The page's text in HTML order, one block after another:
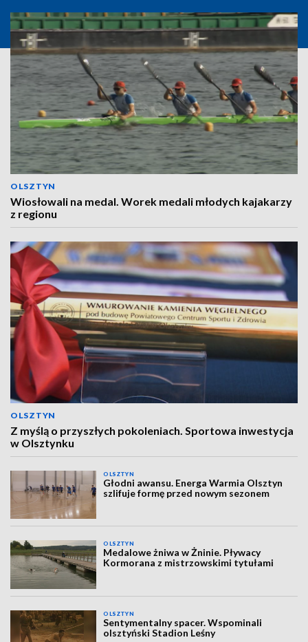
OLSZTYN
Wiosłowali na medal. Worek medali młodych kajakarzy
z regionu
OLSZTYN
Z myślą o przyszłych pokoleniach. Sportowa inwestycja
w Olsztynku
OLSZTYN
Głodni awansu. Energa Warmia Olsztyn
szlifuje formę przed nowym sezonem
OLSZTYN
Medalowe żniwa w Żninie. Pływacy
Kormorana z mistrzowskimi tytułami
OLSZTYN
Sentymentalny spacer. Wspominali
olsztyński Stadion Leśny